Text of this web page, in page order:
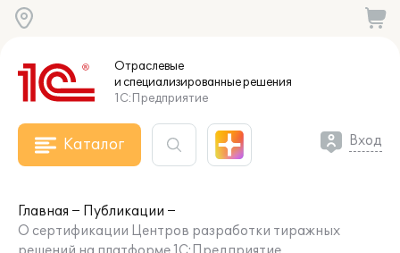
Отраслевые
и специализированныерешения
1С:Предприятие
Каталог Вход
Главная
Публикации
О сертификации Центров разработки тиражных